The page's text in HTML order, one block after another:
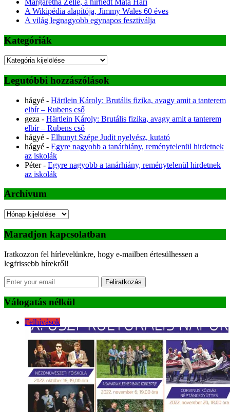
A Wikipédia alapítója, Jimmy Wales 60 éves
A világ legnagyobb egynapos fesztiválja
Kategóriák
Kategóriák
Legutóbbi hozzászólások
hágyé - Härtlein Károly: Brutális fizika, avagy amit a tanterem
elbír – Rubens cső
geza - Härtlein Károly: Brutális fizika, avagy amit a tanterem
elbír – Rubens cső
hágyé - Elhunyt Szépe Judit nyelvész, kutató
hágyé - Egyre nagyobb a tanárhiány, reménytelenül hirdetnek
az iskolák
Péter- Egyre nagyobb a tanárhiány, reménytelenül hirdetnek
az iskolák
Archívum
Archívum
Maradjon kapcsolatban
Iratkozzon fel hírlevelünkre, hogy e-mailben értesülhessen a
legfrissebb hírekről!
Feliratkozás
Válogatás nélkül
Felhívások